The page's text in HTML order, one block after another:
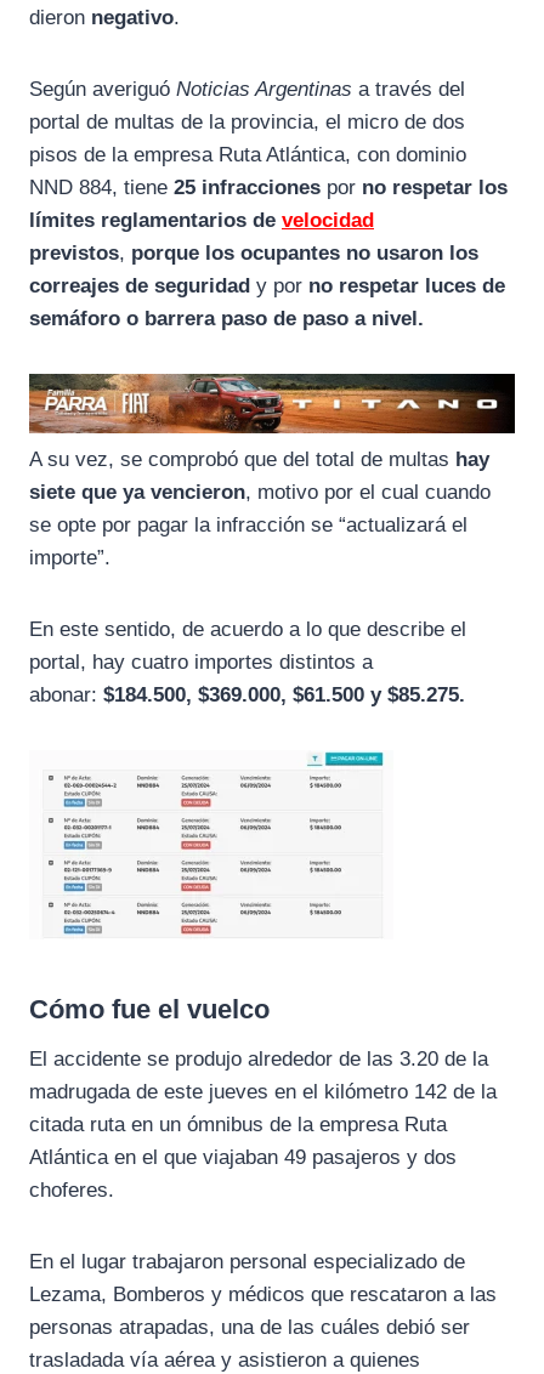
dieron negativo.
Según averiguó Noticias Argentinas a través del
portal de multas de la provincia, el micro de dos
pisos de la empresa Ruta Atlántica, con dominio
NND 884, tiene 25 infracciones por no respetar los
límites reglamentarios de velocidad
previstos, porque los ocupantes no usaron los
correajes de seguridad y por no respetar luces de
semáforo o barrera paso de paso a nivel.
A su vez, se comprobó que del total de multas hay
siete que ya vencieron, motivo por el cual cuando
se opte por pagar la infracción se “actualizará el
importe”.
En este sentido, de acuerdo a lo que describe el
portal, hay cuatro importes distintos a
abonar: $184.500, $369.000, $61.500 y $85.275.
Cómo fue el vuelco
El accidente se produjo alrededor de las 3.20 de la
madrugada de este jueves en el kilómetro 142 de la
citada ruta en un ómnibus de la empresa Ruta
Atlántica en el que viajaban 49 pasajeros y dos
choferes.
En el lugar trabajaron personal especializado de
Lezama, Bomberos y médicos que rescataron a las
personas atrapadas, una de las cuáles debió ser
trasladada vía aérea y asistieron a quienes